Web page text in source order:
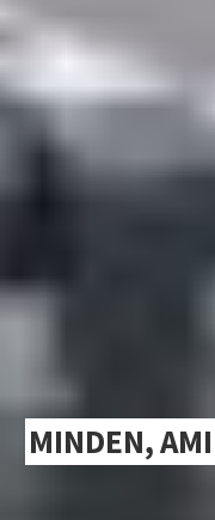
MINDEN,